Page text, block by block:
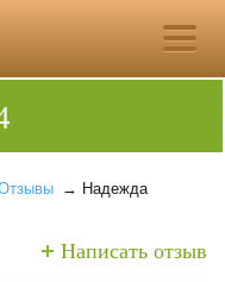
→ Надежда
Написать отзыв